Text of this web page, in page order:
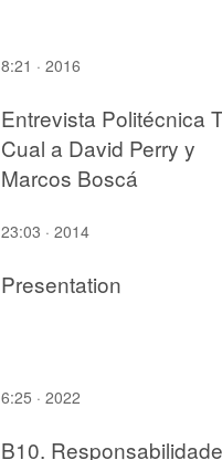
8:21 · 2016
Entrevista Politécnica
Cual a David Perry y
Marcos Boscá
23:03 · 2014
Presentation
6:25 · 2022
B10.